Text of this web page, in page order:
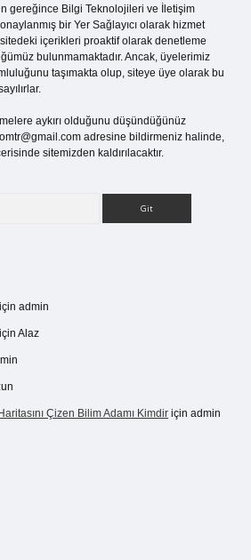
gereğince Bilgi Teknolojileri ve İletişim
bir Yer Sağlayıcı olarak hizmet
içerikleri proaktif olarak denetleme
bulunmamaktadır. Ancak, üyelerimiz
taşımakta olup, siteye üye olarak bu
aykırı olduğunu düşündüğünüz
adresine bildirmeniz halinde,
sitemizden kaldırılacaktır.
için admin
için Alaz
Çizen Bilim Adamı Kimdir için admin